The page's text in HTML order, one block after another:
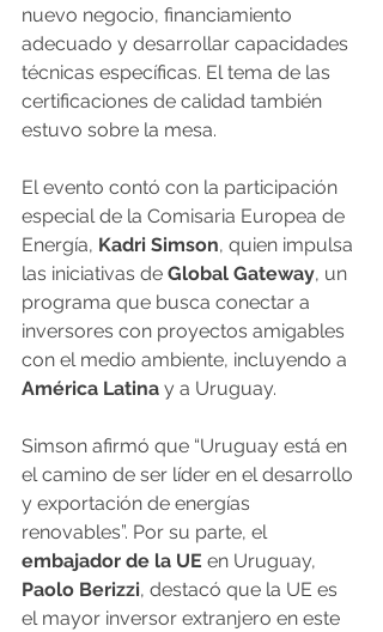
nuevo negocio, financiamiento
adecuado y desarrollar capacidades
técnicas específicas. El tema de las
certificaciones de calidad también
estuvo sobre la mesa.
El evento contó con la participación
especial de la Comisaria Europea de
Energía, Kadri Simson, quien impulsa
las iniciativas de Global Gateway, un
programa que busca conectar a
inversores con proyectos amigables
con el medio ambiente, incluyendo a
América Latina y a Uruguay.
Simson afirmó que “Uruguay está en
el camino de ser líder en el desarrollo
y exportación de energías
renovables”. Por su parte, el
embajador de la UE en Uruguay,
Paolo Berizzi, destacó que la UE es
el mayor inversor extranjero en este